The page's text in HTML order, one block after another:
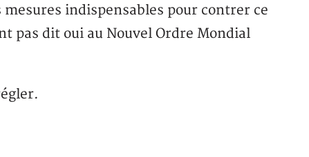
indispensables pour contrer ce
pas dit oui au Nouvel Ordre Mondial